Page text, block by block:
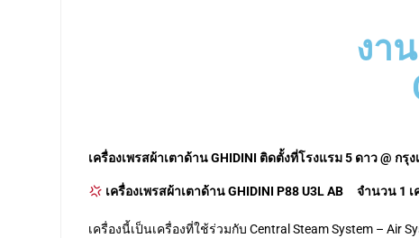
งา
เครื่องเพรสผ้าเตาด้าน GHIDINI ติดตั้งที่โรงแรม 5 ดาว @กรุ
เครื่องเพรสผ้าเตาด้าน GHIDINI P88 U3L AB จำนวน 1 เ
เครื่องนี้เป็นเครื่องที่ใช้ร่วมกับ Central Steam System –